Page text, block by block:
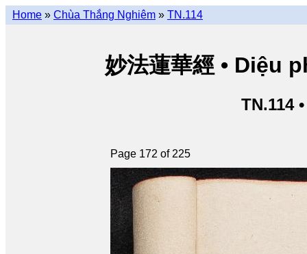
Home » Chùa Thắng Nghiêm » TN.114
妙法蓮華經 • Diệu
TN.114
Page 172 of 225